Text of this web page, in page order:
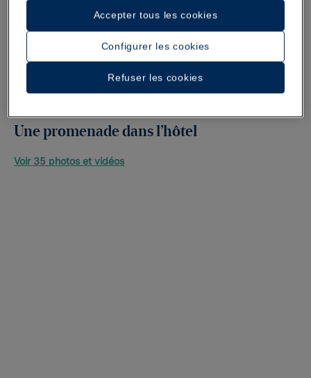
Une promenade dans l’hôtel
Voir 35 photos et vidéos
Configurer les cookies
Refuser les cookies
Accepter tous les cookies